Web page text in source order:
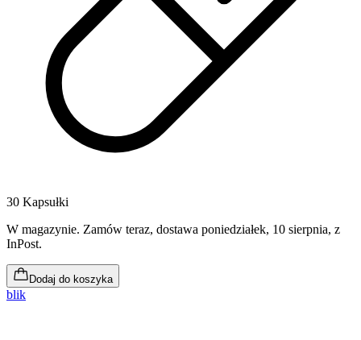
30 Kapsułki
W magazynie. Zamów teraz, dostawa poniedziałek, 10 sierpnia, z
InPost.
Dodaj do koszyka
blik